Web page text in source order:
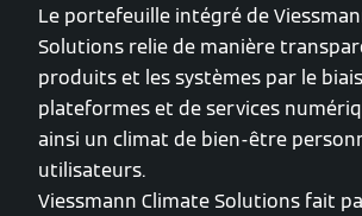
Le portefeuille intégré de
Solutions relie de manière
produits et les systèmes par le
plateformes et de services
ainsi un climat de bien-être
utilisateurs.
Viessmann Climate Solutions fait